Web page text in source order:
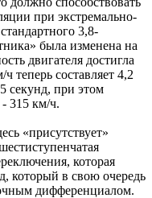
при экстремально-
3,8-
была изменена на
двигателя достигла
теперь составляет 4,2
секунд, при этом
- 315 км/ч.
«присутствует»
которая
который в свою очередь
дифференциалом.